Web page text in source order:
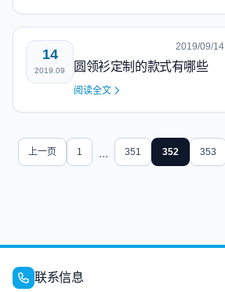
14
2019.09
2019/09/14
圆领衫定制的款式有哪些
阅读全文
上一页 1 ... 351 352 353
联系信息